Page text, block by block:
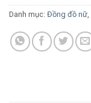
Danh mục: Đồng đồ nữ,